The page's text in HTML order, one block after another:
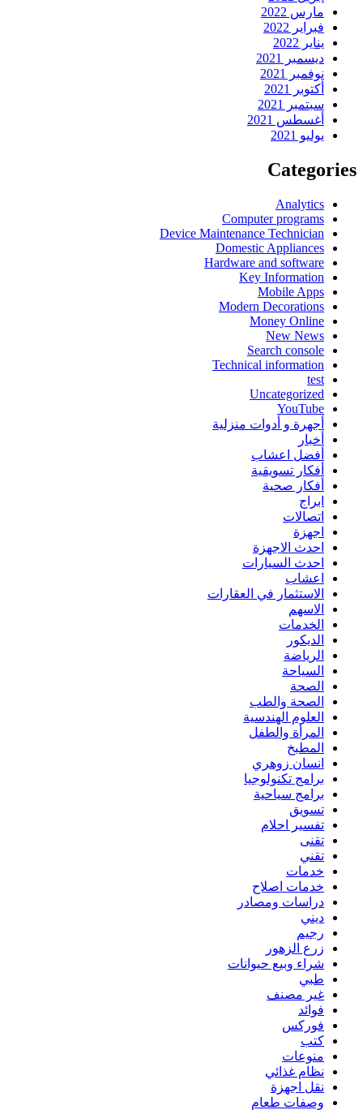
مارس 2022
فبراير 2022
يناير 2022
ديسمبر 2021
نوفمبر 2021
أكتوبر 2021
سبتمبر 2021
أغسطس 2021
يوليو 2021
Categories
Analytics
Computer programs
Device Maintenance Technician
Domestic Appliances
Hardware and software
Key Information
Mobile Apps
Modern Decorations
Money Online
New News
Search console
Technical information
test
Uncategorized
YouTube
أجهرة و أدوات منزلية
أخبار
أفضل اعشاب
أفكار تسويقية
أفكار صحية
ابراج
اتصالات
اجهزة
احدث الاجهزة
احدث السيارات
اعشاب
الاستثمار في العقارات
الاسهم
الخدمات
الديكور
الرياضة
السياحة
الصحة
الصحة والطب
العلوم الهندسية
المرأة والطفل
المطبخ
انسان زوهري
برامج تكنولوجيا
برامج سياحية
تسويق
تفسير احلام
تقنى
تقني
خدمات
خدمات اصلاح
دراسات ومصادر
ديني
رجيم
زرع الزهور
شراء وبيع حيوانات
طبي
غير مصنف
فوائد
فوركس
كتب
منوعات
نظام غذائي
نقل اجهزة
وصفات طعام